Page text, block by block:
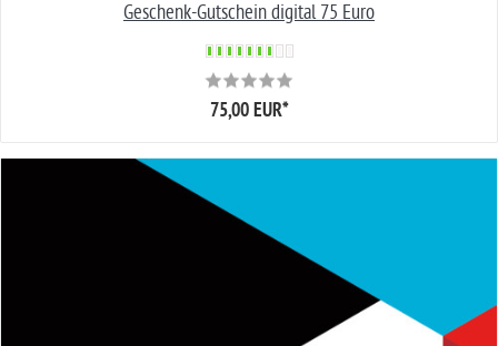
Geschenk-Gutschein digital 75 Euro
75,00 EUR*